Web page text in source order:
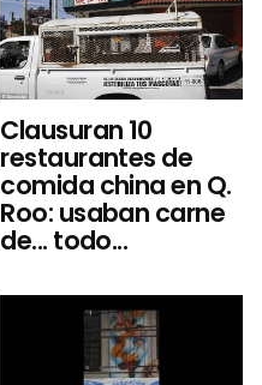
Clausuran 10
restaurantes de
comida china en Q.
Roo: usaban carne
de... todo...